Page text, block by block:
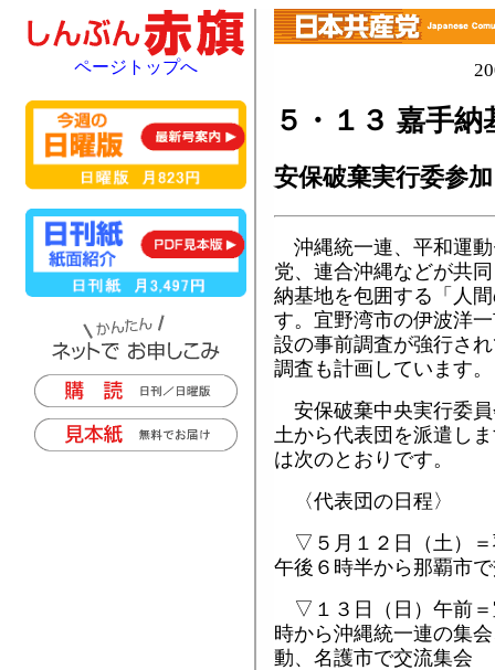
５・１３ 嘉手
安保破棄実行委参
沖縄統一連、平和運
党、連合沖縄などが共
納基地を包囲する「人
す。宜野湾市の伊波洋
設の事前調査が強行さ
調査も計画しています。
安保破棄中央実行委
土から代表団を派遣し
は次のとおりです。
〈代表団の日程〉
▽５月１２日（土）＝
午後６時半から那覇市
▽１３日（日）午前＝
時から沖縄統一連の集
動、名護市で交流集会
ページトップへ